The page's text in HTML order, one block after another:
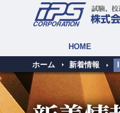
HOME
ホーム 新着情報